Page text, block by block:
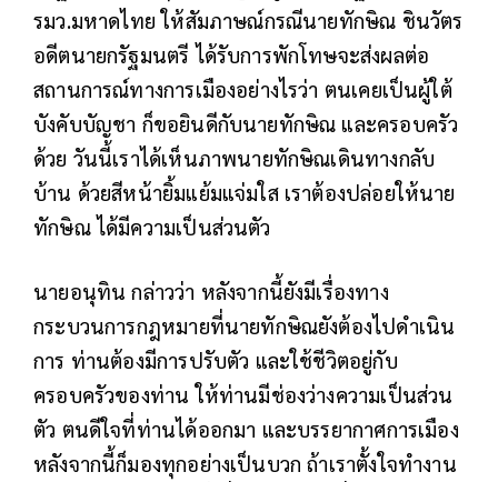
รมว.มหาดไทย ให้สัมภาษณ์กรณีนายทักษิณ ชินวัตร
อดีตนายกรัฐมนตรี ได้รับการพักโทษจะส่งผลต่อ
สถานการณ์ทางการเมืองอย่างไรว่า ตนเคยเป็นผู้ใต้
บังคับบัญชา ก็ขอยินดีกับนายทักษิณ และครอบครัว
ด้วย วันนี้เราได้เห็นภาพนายทักษิณเดินทางกลับ
บ้าน ด้วยสีหน้ายิ้มแย้มแจ่มใส เราต้องปล่อยให้นาย
ทักษิณ ได้มีความเป็นส่วนตัว
นายอนุทิน กล่าวว่า หลังจากนี้ยังมีเรื่องทาง
กระบวนการกฎหมายที่นายทักษิณยังต้องไปดําเนิน
การ ท่านต้องมีการปรับตัว และใช้ชีวิตอยู่กับ
ครอบครัวของท่าน ให้ท่านมีช่องว่างความเป็นส่วน
ตัว ตนดีใจที่ท่านได้ออกมา และบรรยากาศการเมือง
หลังจากนี้ก็มองทุกอย่างเป็นบวก ถ้าเราตั้งใจทํางาน